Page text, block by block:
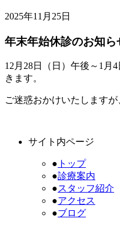
2025年11月25日
年末年始休診のお知ら
12月28日（日）午後～1月
きます。
ご迷惑おかけいたしますが
サイト内ページ
● トップ
●診療案内
●スタッフ紹介
●アクセス
●ブログ